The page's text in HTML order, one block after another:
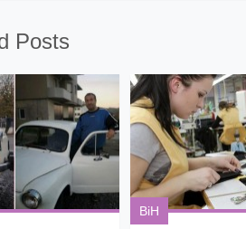
Posts
BiH